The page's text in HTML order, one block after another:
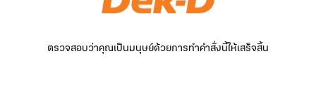
ตรวจสอบว่าคุณเป็นมนุษย์ด้วยการทำคำสั่งนี้ให้เสร็จสิ้น